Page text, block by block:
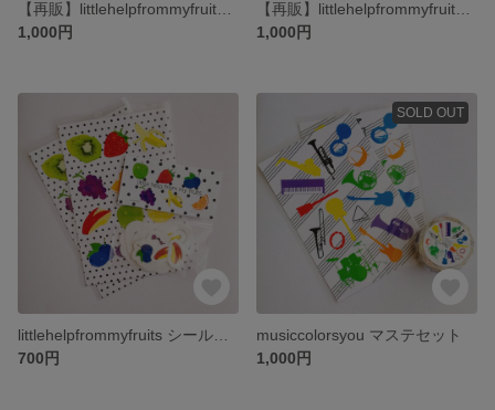
1,000円
1,000円
700円
SOLD OUT
musiccolorsyou マステセット
1,000円